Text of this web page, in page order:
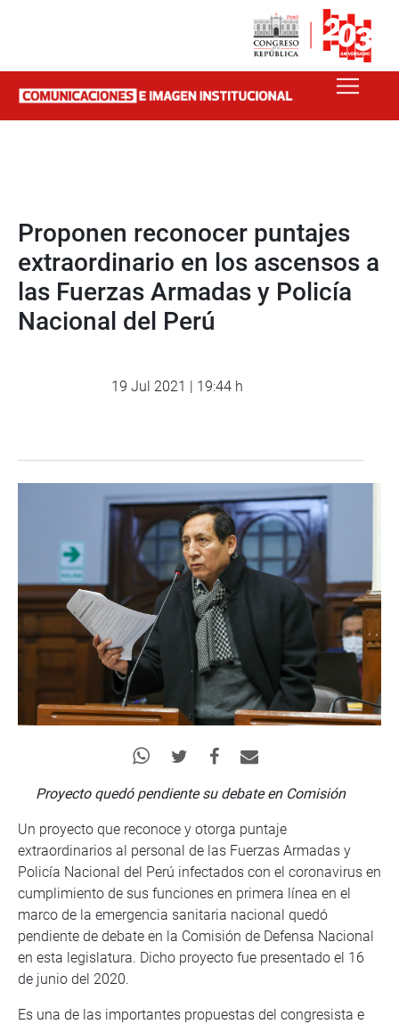
Proponen reconocer puntajes
extraordinario en los ascensos a
las Fuerzas Armadas y Policía
Nacional del Perú
19 Jul 2021 | 19:44 h
Proyecto quedó pendiente su debate en Comisión
Un proyecto que reconoce y otorga puntaje
extraordinarios al personal de las Fuerzas Armadas y
Policía Nacional del Perú infectados con el coronavirus en
cumplimiento de sus funciones en primera línea en el
marco de la emergencia sanitaria nacional quedó
pendiente de debate en la Comisión de Defensa Nacional
en esta legislatura. Dicho proyecto fue presentado el 16
de junio del 2020.
Es una de las importantes propuestas del congresista e